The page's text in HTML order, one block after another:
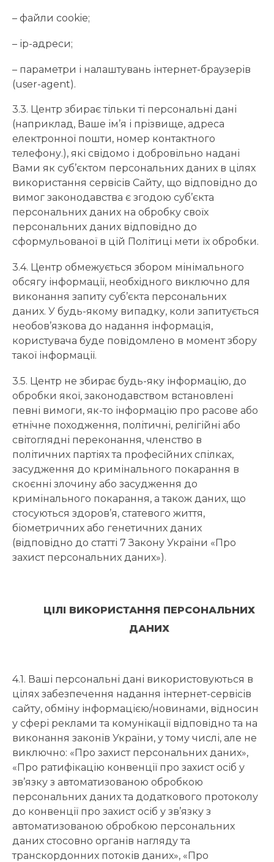
– файли cookie;
– ір-адреси;
– параметри і налаштувань інтернет-браузерів
(user-agent).
3.3. Центр збирає тільки ті персональні дані
(наприклад, Ваше ім’я і прізвище, адреса
електронної пошти, номер контактного
телефону.), які свідомо і добровільно надані
Вами як суб’єктом персональних даних в цілях
використання сервісів Сайту, що відповідно до
вимог законодавства є згодою суб’єкта
персональних даних на обробку своїх
персональних даних відповідно до
сформульованої в цій Політиці мети їх обробки.
3.4. Центр обмежується збором мінімального
обсягу інформації, необхідного виключно для
виконання запиту суб’єкта персональних
даних. У будь-якому випадку, коли запитується
необов’язкова до надання інформація,
користувача буде повідомлено в момент збору
такої інформації.
3.5. Центр не збирає будь-яку інформацію, до
обробки якої, законодавством встановлені
певні вимоги, як-то інформацію про расове або
етнічне походження, політичні, релігійні або
світоглядні переконання, членство в
політичних партіях та професійних спілках,
засудження до кримінального покарання в
скоєнні злочину або засудження до
кримінального покарання, а також даних, що
стосуються здоров’я, статевого життя,
біометричних або генетичних даних
(відповідно до статті 7 Закону України «Про
захист персональних даних»).
ЦІЛІ ВИКОРИСТАННЯ ПЕРСОНАЛЬНИХ
ДАНИХ
4.1. Ваші персональні дані використовуються в
цілях забезпечення надання інтернет-сервісів
сайту, обміну інформацією/новинами, відносин
у сфері реклами та комунікації відповідно та на
виконання законів України, у тому числі, але не
виключно: «Про захист персональних даних»,
«Про ратифікацію конвенції про захист осіб у
зв’язку з автоматизованою обробкою
персональних даних та додаткового протоколу
до конвенції про захист осіб у зв’язку з
автоматизованою обробкою персональних
даних стосовно органів нагляду та
транскордонних потоків даних», «Про